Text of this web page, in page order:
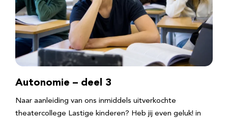
Autonomie – deel 3
Naar aanleiding van ons inmiddels uitverkochte
theatercollege Lastige kinderen? Heb jij even geluk! in